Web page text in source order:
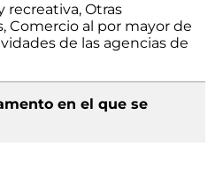
recreativa, Otras
Comercio al por mayor de
de las agencias de
en el que se